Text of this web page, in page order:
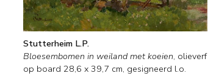
Stutterheim L.P.
Bloesembomen in weiland met koeien, olieverf
op board 28,6 x 39,7 cm, gesigneerd l.o.